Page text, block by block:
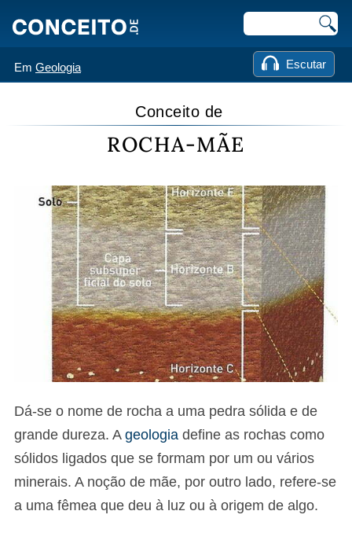
Em Geologia Escutar
Conceito de
ROCHA-MÃE
Dá-se o nome de rocha a uma pedra sólida e de
grande dureza. A geologia define as rochas como
sólidos ligados que se formam por um ou vários
minerais. A noção de mãe, por outro lado, refere-se
a uma fêmea que deu à luz ou à origem de algo.